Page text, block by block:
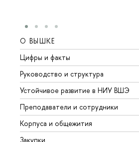
О ВЫШКЕ
Цифры и факты
Руководство и структура
Устойчивое развитие в НИУ ВШЭ
Преподаватели и сотрудники
Корпуса и общежития
Закупки